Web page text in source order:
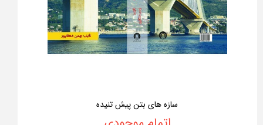
سازه های بتن پیش تنیده